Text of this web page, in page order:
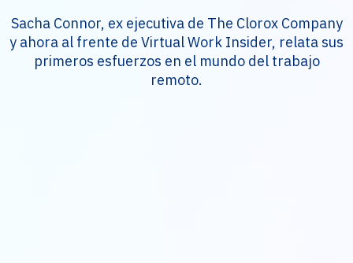
Sacha Connor, ex ejecutiva de The Clorox Company
y ahora al frente de Virtual Work Insider, relata sus
primeros esfuerzos en el mundo del trabajo
remoto.